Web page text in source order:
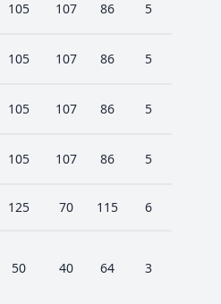
105 107 86 5
105 107 86 5
105 107 86 5
105 107 86 5
125 70 115 6
50 40 64 3